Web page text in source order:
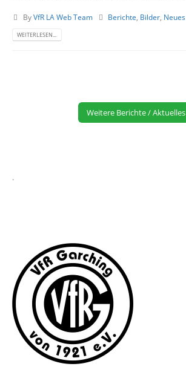
ByVfR LA Web Team Berichte, Bilder, Neues
WEITERLESEN...
Weitere Berichte / Aktuelles
.